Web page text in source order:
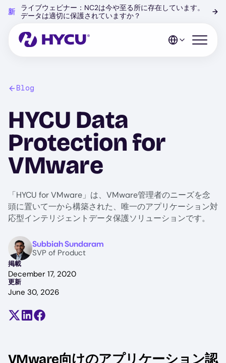
content
新
ライブウェビナー：NC2は今や至る所に存在しています。
データは適切に保護されていますか？
→
Open
Blog
HYCU Data
Protection for
VMware
「HYCU for VMware」は、VMware管理者のニーズを念
頭に置いて一から構築された、唯一のアプリケーション対
応型インテリジェントデータ保護ソリューションです。
ImageSubbiah Sundaram
SVP of Product
掲載
December 17, 2020
更新
June 30, 2026
Share on X (formerly Twitter)
Share on LinkedIn
Share on Facebook
VMware向けのアプリケーション認